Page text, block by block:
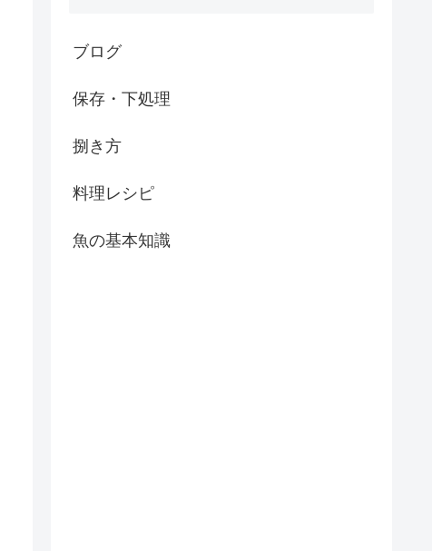
ブログ
保存・下処理
捌き方
料理レシピ
魚の基本知識